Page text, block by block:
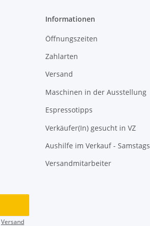
Informationen
Öffnungszeiten
Zahlarten
Versand
Maschinen in der Ausstellung
Espressotipps
Verkäufer(In) gesucht in VZ
Aushilfe im Verkauf - Samstags
Versandmitarbeiter
Versand